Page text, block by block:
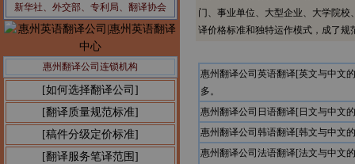
新华社、外交部、专利局、翻译协会
惠州翻译公司连锁机构
[如何选择翻译公司]
[翻译质量规范标准]
[稿件分级定价标准]
[翻译服务笔译范围]
门、事业单位、大型企业、大学院
译价格标准和独特运作模式，成了
惠州翻译公司英语翻译[英文与中文
多。
惠州翻译公司日语翻译[日文与中文
惠州翻译公司韩语翻译[韩文与中文
惠州翻译公司法语翻译[法文与中文